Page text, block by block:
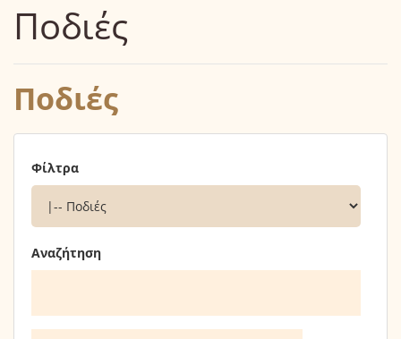
Ποδιές
Ποδιές
Φίλτρα
Αναζήτηση